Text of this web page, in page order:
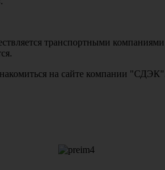
транспортными
на сайте компании